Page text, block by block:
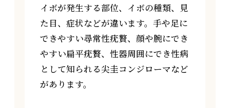
イボが発生する部位、イボの種類、見
た目、症状などが違います。手や足に
できやすい尋常性疣贅、顔や腕にでき
やすい扁平疣贅、性器周囲にでき性病
として知られる尖圭コンジローマなど
があります。